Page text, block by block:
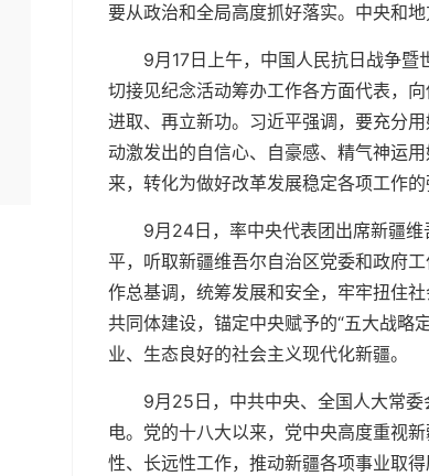
要从政治和全局高度抓好落实。中央和
9月17日上午，中国人民抗日战争
切接见纪念活动筹办工作各方面代表，
进取、再立新功。习近平强调，要充分
动激发出的自信心、自豪感、精气神运
来，转化为做好改革发展稳定各项工作的
9月24日，率中央代表团出席新疆
平，听取新疆维吾尔自治区党委和政府
作总基调，统筹发展和安全，牢牢扭住
共同体建设，锚定中央赋予的“五大战略
业、生态良好的社会主义现代化新疆。
9月25日，中共中央、全国人大常
电。党的十八大以来，党中央高度重视
性、长远性工作，推动新疆各项事业取